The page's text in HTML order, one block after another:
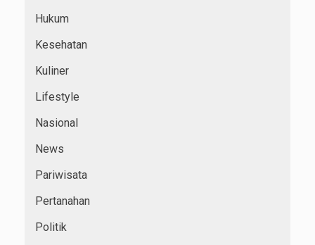
Hukum
Kesehatan
Kuliner
Lifestyle
Nasional
News
Pariwisata
Pertanahan
Politik